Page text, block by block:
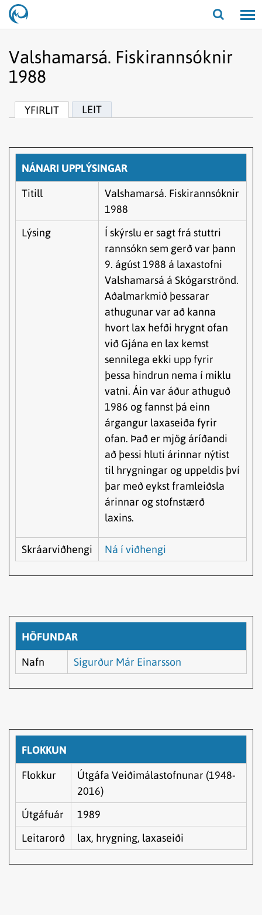
Opna/
Valshamarsá. Fiskirannsóknir
1988
YFIRLIT LEIT
NÁNARI UPPLÝSINGAR
Titill
Valshamarsá. Fiskirannsóknir
1988
Lýsing
Í skýrslu er sagt frá stuttri
rannsókn sem gerð var þann
9. ágúst 1988 á laxastofni
Valshamarsá á Skógarströnd.
Aðalmarkmið þessarar
athugunar var að kanna
hvort lax hefði hrygnt ofan
við Gjána en lax kemst
sennilega ekki upp fyrir
þessa hindrun nema í miklu
vatni. Áin var áður athuguð
1986 og fannst þá einn
árgangur laxaseiða fyrir
ofan. Það er mjög áríðandi
að þessi hluti árinnar nýtist
til hrygningar og uppeldis því
þar með eykst framleiðsla
árinnar og stofnstærð
laxins.
Skráarviðhengi Ná í viðhengi
HÖFUNDAR
Nafn Sigurður Már Einarsson
FLOKKUN
Flokkur
Útgáfa Veiðimálastofnunar (1948-
2016)
Útgáfuár
1989
Leitarorð
lax, hrygning, laxaseiði